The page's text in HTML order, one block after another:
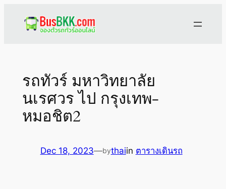
รถทัวร์ มหาวิทยาลัย
นเรศวร ไป กรุงเทพ-
หมอชิต2
Dec 18, 2023—bythaiin ตารางเดินรถ